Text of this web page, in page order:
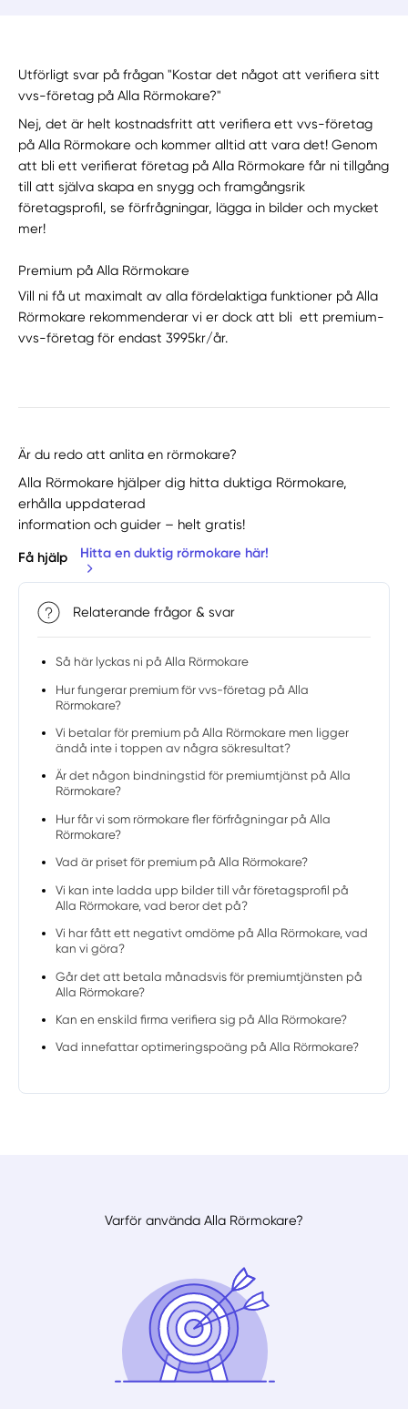
Utförligt svar på frågan "Kostar det något att verifiera sitt
vvs-företag på Alla Rörmokare?"
Nej, det är helt kostnadsfritt att verifiera ett vvs-företag
på Alla Rörmokare och kommer alltid att vara det! Genom
att bli ett verifierat företag på Alla Rörmokare får ni tillgång
till att själva skapa en snygg och framgångsrik
företagsprofil, se förfrågningar, lägga in bilder och mycket
mer!
Premium på Alla Rörmokare
Vill ni få ut maximalt av alla fördelaktiga funktioner på Alla
Rörmokare rekommenderar vi er dock att bli ett premium-
vvs-företag för endast 3995kr/år.
Är du redo att anlita en rörmokare?
Alla Rörmokare hjälper dig hitta duktiga Rörmokare,
erhålla uppdaterad
information och guider – helt gratis!
Få hjälp Hitta en duktig rörmokare här!
Relaterande frågor & svar
Så här lyckas ni på Alla Rörmokare
Hur fungerar premium för vvs-företag på Alla
Rörmokare?
Vi betalar för premium på Alla Rörmokare men ligger
ändå inte i toppen av några sökresultat?
Är det någon bindningstid för premiumtjänst på Alla
Rörmokare?
Hur får vi som rörmokare fler förfrågningar på Alla
Rörmokare?
Vad är priset för premium på Alla Rörmokare?
Vi kan inte ladda upp bilder till vår företagsprofil på
Alla Rörmokare, vad beror det på?
Vi har fått ett negativt omdöme på Alla Rörmokare, vad
kan vi göra?
Går det att betala månadsvis för premiumtjänsten på
Alla Rörmokare?
Kan en enskild firma verifiera sig på Alla Rörmokare?
Vad innefattar optimeringspoäng på Alla Rörmokare?
Varför använda Alla Rörmokare?